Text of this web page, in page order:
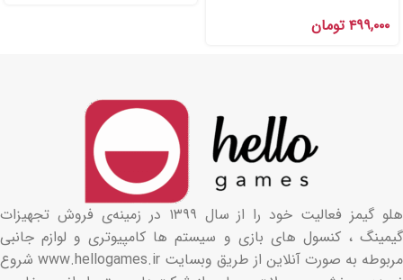
۴۹۹,۰۰۰ تومان
هلو گیمز فعالیت خود را از سال ۱۳۹۹ در زمینه‌ی فروش تجهیزات
گیمینگ ، کنسول های بازی و سیستم ها کامپیوتری و لوازم جانبی
مربوطه به صورت آنلاین از طریق وبسایت www.hellogames.ir شروع